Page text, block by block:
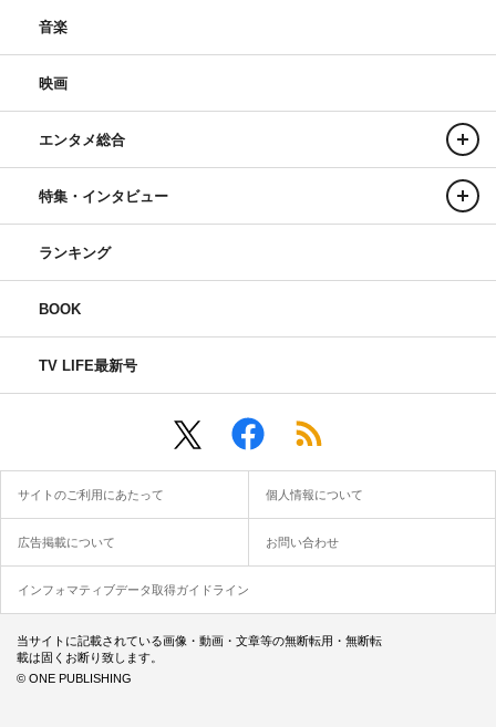
音楽
映画
エンタメ総合
特集・インタビュー
ランキング
BOOK
TV LIFE最新号
サイトのご利用にあたって 個人情報について
広告掲載について お問い合わせ
インフォマティブデータ取得ガイドライン
当サイトに記載されている画像・動画・文章等の無断転用・無断転
載は固くお断り致します。
© ONE PUBLISHING